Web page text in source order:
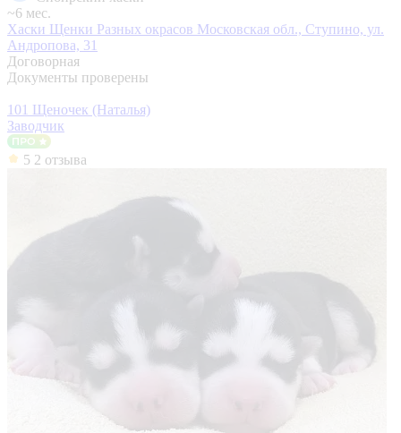
~6 мес.
Хаски Щенки Разных окрасов Московская обл., Ступино, ул.
Андропова, 31
Договорная
Документы проверены
101 Щеночек (Наталья)
Заводчик
5 2 отзыва